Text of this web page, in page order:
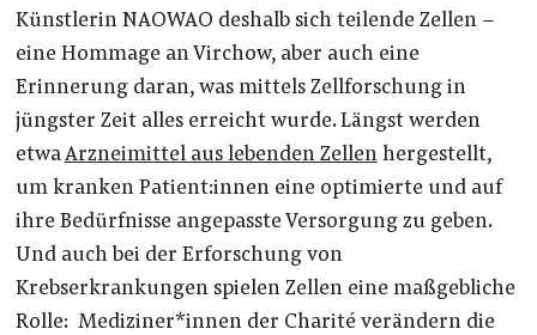
Künstlerin NAOWAO deshalb sich teilende Zellen –
eine Hommage an Virchow, aber auch eine
Erinnerung daran, was mittels Zellforschung in
jüngster Zeit alles erreicht wurde. Längst werden
etwaArzneimittel aus lebenden Zellenhergestellt,
um kranken Patient:innen eine optimierte und auf
ihre Bedürfnisse angepasste Versorgung zu geben.
Und auch bei der Erforschung von
Krebserkrankungen spielen Zellen eine maßgebliche
Rolle: Mediziner*innen der Charité verändern die